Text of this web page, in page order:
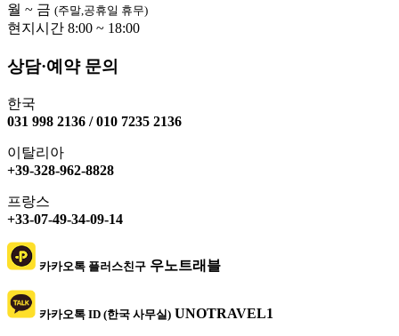
월 ~ 금 (주말,공휴일 휴무)
현지시간 8:00 ~ 18:00
상담·예약 문의
한국
031 998 2136 / 010 7235 2136
이탈리아
+39-328-962-8828
프랑스
+33-07-49-34-09-14
카카오톡 플러스친구 우노트래블
카카오톡 ID (한국 사무실) UNOTRAVEL1